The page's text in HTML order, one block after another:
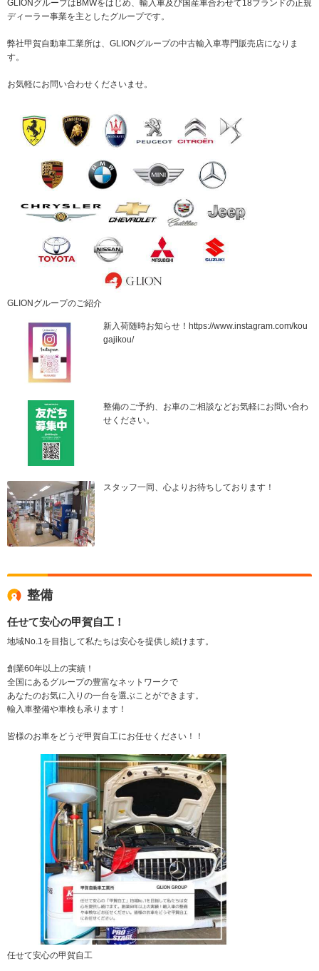
GLIONグループはBMWをはじめ、輸入車及び国産車合わせて18ブランドの正規
ディーラー事業を主としたグループです。
弊社甲賀自動車工業所は、GLIONグループの中古輸入車専門販売店になりま
す。
お気軽にお問い合わせくださいませ。
GLIONグループのご紹介
新入荷随時お知らせ！https://www.instagram.com/kou
gajikou/
整備のご予約、お車のご相談などお気軽にお問い合わ
せください。
スタッフ一同、心よりお待ちしております！
整備
任せて安心の甲賀自工！
地域No.1を目指して私たちは安心を提供し続けます。
創業60年以上の実績！
全国にあるグループの豊富なネットワークで
あなたのお気に入りの一台を選ぶことができます。
輸入車整備や車検も承ります！
皆様のお車をどうぞ甲賀自工にお任せください！！
任せて安心の甲賀自工